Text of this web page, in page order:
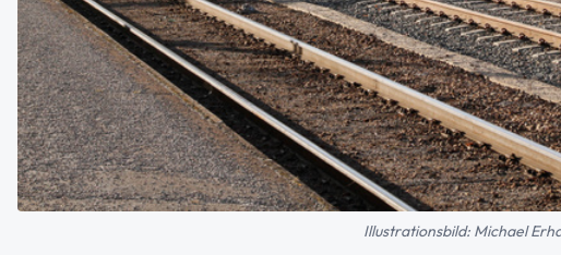
Illustrationsbild: Michael